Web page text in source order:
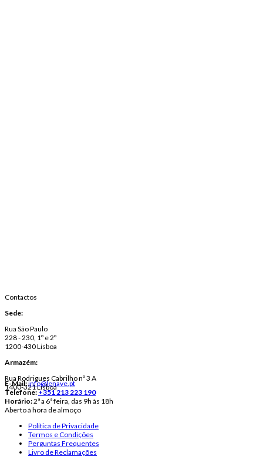
Contactos
Sede:
Rua São Paulo
228 - 230, 1º e 2º
1200-430 Lisboa
Armazém:
Rua Rodrigues Cabrilho nº 3 A
1400-321 Lisboa
E-Mail:info@lenave.pt
Telefone:+351 213 223 190
Horário:2ª a 6ª feira, das 9h às 18h
Aberto à hora de almoço
Política de Privacidade
Termos e Condições
Perguntas Frequentes
Livro de Reclamações